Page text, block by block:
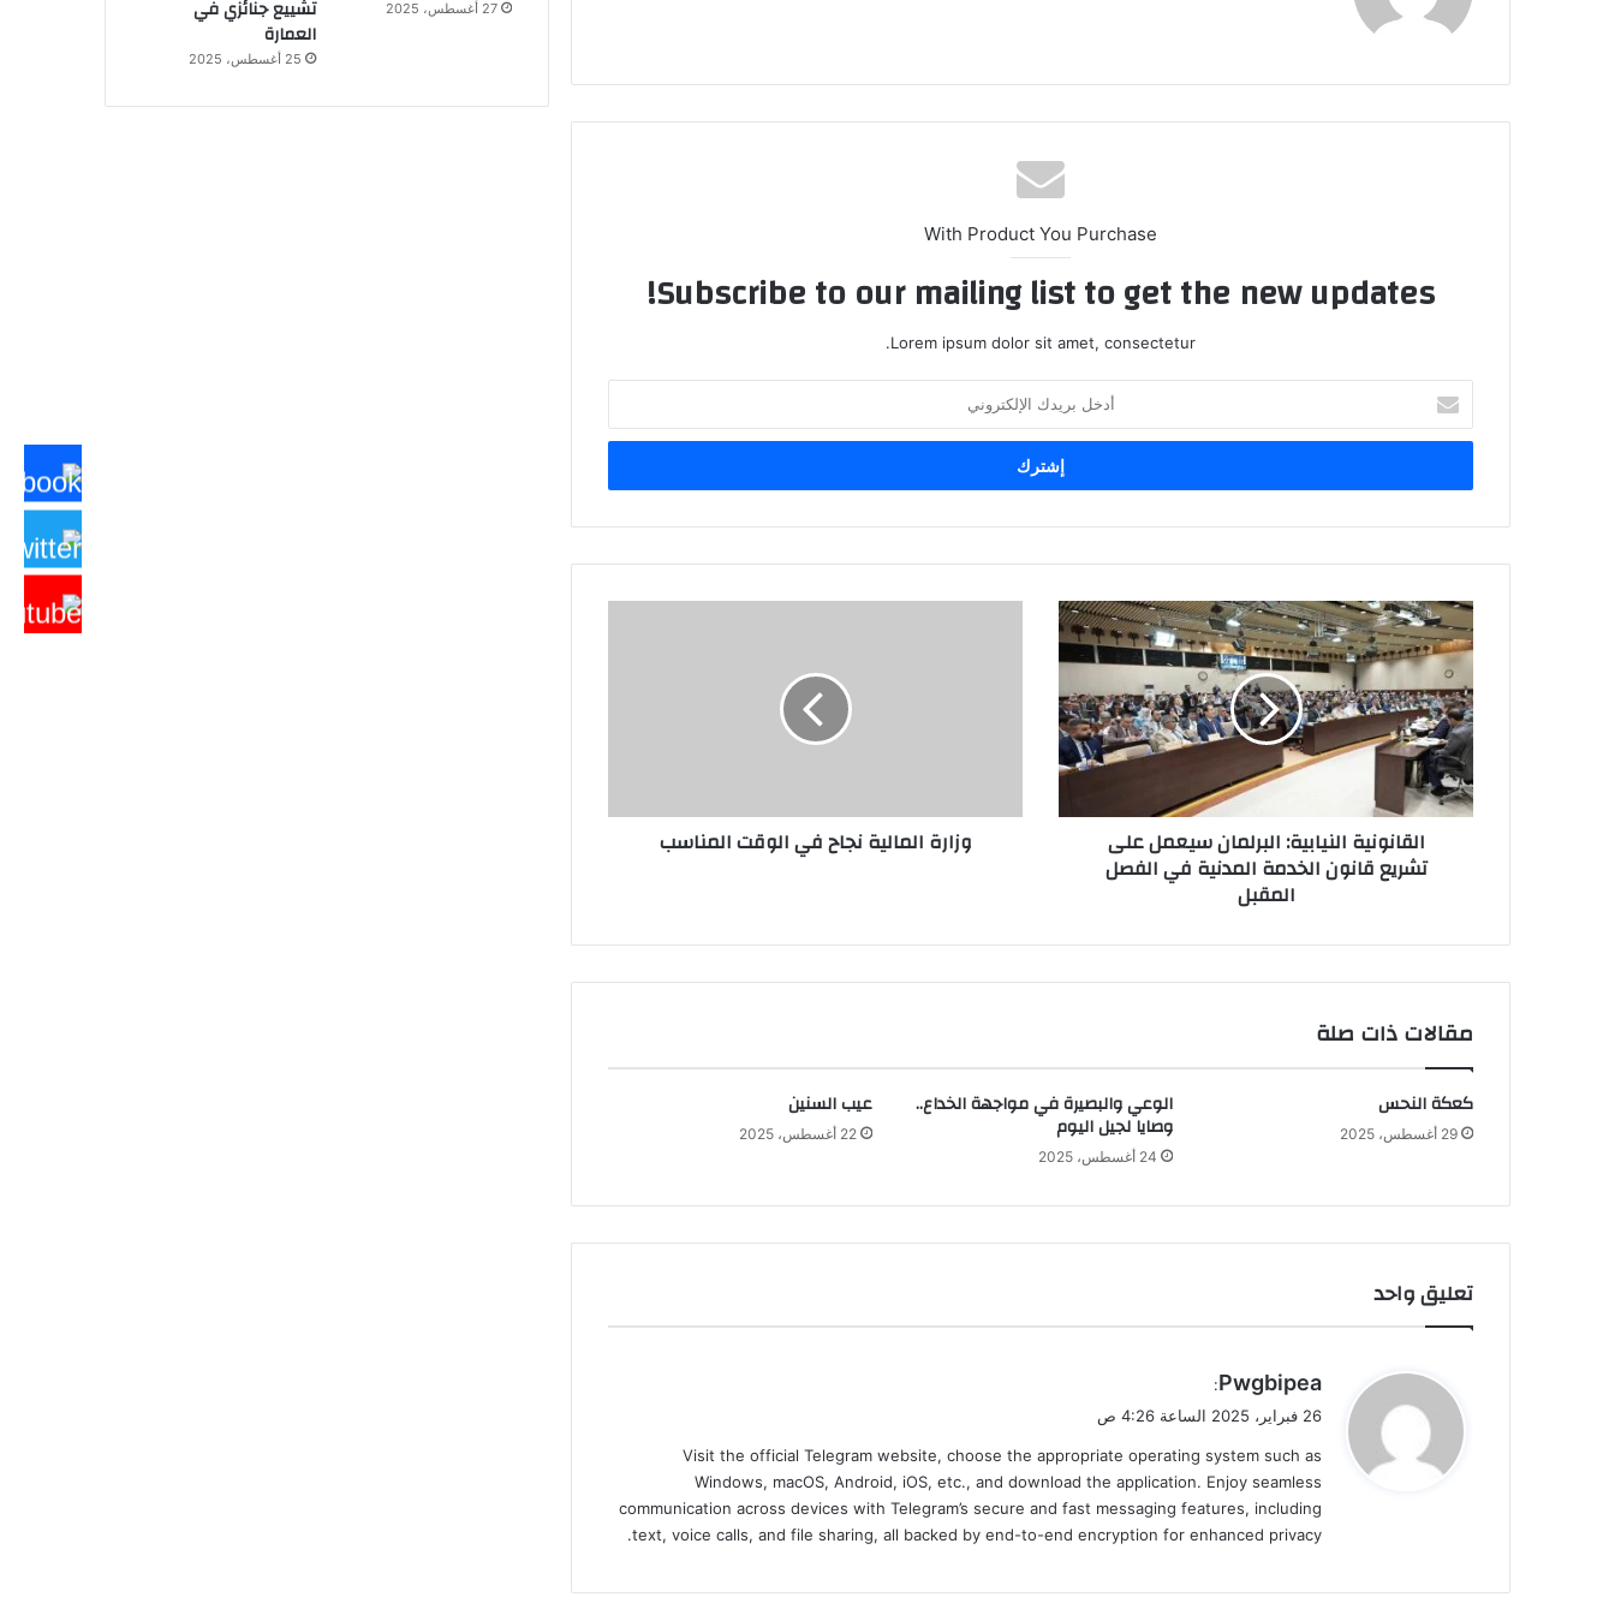
With Product You Purchase
Subscribe to our mailing list to get the new updates!
Lorem ipsum dolor sit amet, consectetur.
بريدك
الإلكتروني
القانونية
النيابية:
البرلمان
سيعمل
على
تشريع
قانون
الخدمة
المدنية
القانونية النيابية: البرلمان سيعمل على
تشريع قانون الخدمة المدنية في الفصل
المقبل
وزارة المالية نجاح في الوقت المناسب
مقالات ذات صلة
كعكة النحس
29 أغسطس، 2025
الوعي والبصيرة في مواجهة الخداع..
وصايا لجيل اليوم
24 أغسطس، 2025
عيب السنين
22 أغسطس، 2025
تعليق واحد
ي
ل
Pwgbipea
:
26 فبراير، 2025 الساعة 4:26 ص
Visit the official Telegram website, choose the appropriate operating system such as
Windows, macOS, Android, iOS, etc., and download the application. Enjoy seamless
communication across devices with Telegram’s secure and fast messaging features, including
text, voice calls, and file sharing, all backed by end-to-end encryption for enhanced privacy.
27 أغسطس، 2025
تشييع جنائزي في
العمارة
25 أغسطس، 2025